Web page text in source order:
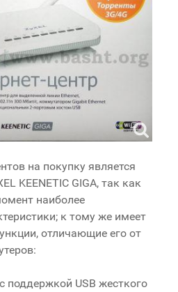
на покупку является
KEENETIC GIGA, так как
наиболее
к тому же имеет
отличающие его от
поддержкой USB жесткого